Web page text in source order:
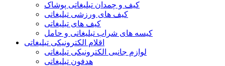
کیف و چمدان تبلیغاتی پوشاک
کیف های ورزشی تبلیغاتی
کیف های تبلیغاتی
کیسه های شراب تبلیغاتی و حامل
اقلام الکترونیکی تبلیغاتی
لوازم جانبی الکترونیکی تبلیغاتی
هدفون تبلیغاتی